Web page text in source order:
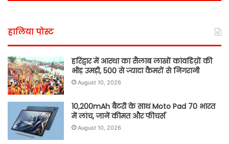
हालिया पोस्ट
हरिद्वार में आस्था का सैलाब लाखों कांवडिय़ों की
भीड़ उमड़ी, 500 से ज्यादा कैमरों से निगरानी
August 10, 2026
10,200mAh बैटरी के साथ Moto Pad 70 भारत
में लांच, जानें कीमत और फीचर्स
August 10, 2026